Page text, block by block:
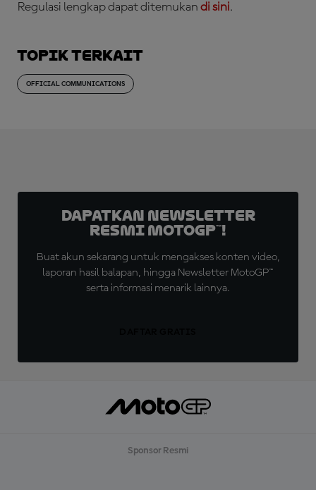
Regulasi lengkap dapat ditemukan di sini.
Topik Terkait
OFFICIAL COMMUNICATIONS
Dapatkan Newsletter
Resmi MotoGP™!
Buat akun sekarang untuk mengakses konten video,
laporan hasil balapan, hingga Newsletter MotoGP™
serta informasi menarik lainnya.
Sponsor Resmi